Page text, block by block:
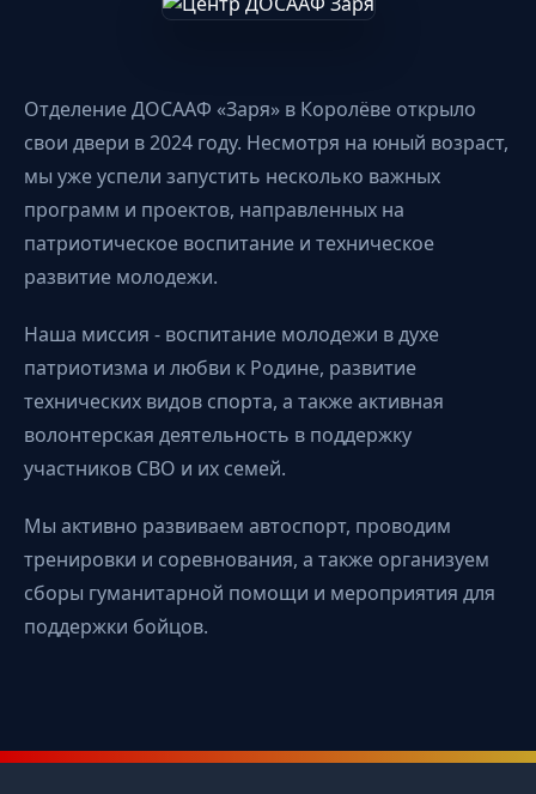
Отделение ДОСААФ «Заря» в Королёве открыло
свои двери в 2024 году. Несмотря на юный возраст,
мы уже успели запустить несколько важных
программ и проектов, направленных на
патриотическое воспитание и техническое
развитие молодежи.
Наша миссия - воспитание молодежи в духе
патриотизма и любви к Родине, развитие
технических видов спорта, а также активная
волонтерская деятельность в поддержку
участников СВО и их семей.
Мы активно развиваем автоспорт, проводим
тренировки и соревнования, а также организуем
сборы гуманитарной помощи и мероприятия для
поддержки бойцов.